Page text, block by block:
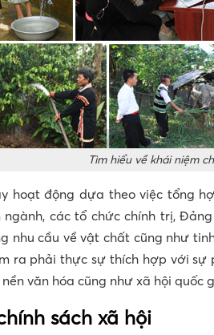
Tìm hiểu về khái niệm
hoạt động dựa theo việc tổng
các tổ chức chính trị,
nhu cầu về vật chất cũng như
ra phải thực sự thích hợp với sự
văn hóa cũng như xã hội quốc
sách xã hội